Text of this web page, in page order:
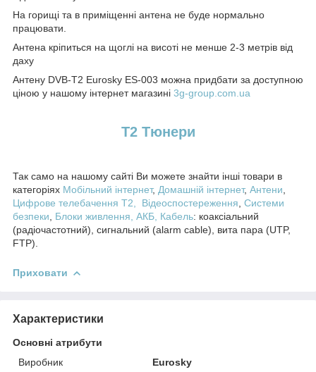
На горищі та в приміщенні антена не буде нормально
працювати.
Антена кріпиться на щоглі на висоті не менше 2-3 метрів від
даху
Антену DVB-T2 Eurosky ES-003 можна придбати за доступною
ціною у нашому інтернет магазині 3g-group.com.ua
T2 Тюнери
Так само на нашому сайті Ви можете знайти інші товари в
категоріях Мобільний інтернет, Домашній інтернет, Антени
Цифрове телебачення T2,
Відеоспостереження Системи
безпеки
Блоки живлення, АКБ, Кабель: коаксіальний
(радіочастотний), сигнальний (alarm cable), вита пара (UTP,
FTP).
Приховати
Характеристики
Основні атрибути
Виробник
Eurosky